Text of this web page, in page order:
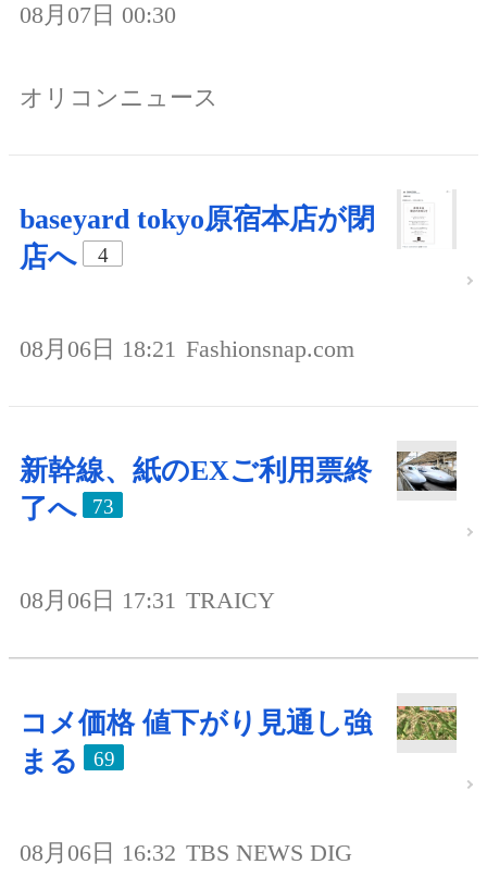
08月07日 00:30
オリコンニュース
baseyard tokyo原宿本店が閉
店へ
4
08月06日 18:21 Fashionsnap.com
新幹線、紙のEXご利用票終
了へ
73
08月06日 17:31 TRAICY
コメ価格 値下がり見通し強
まる
69
08月06日 16:32 TBS NEWS DIG